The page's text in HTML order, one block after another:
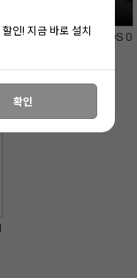
[TARGET] KAZE CEROS 0
12
인! 지금 바로 설치
확인